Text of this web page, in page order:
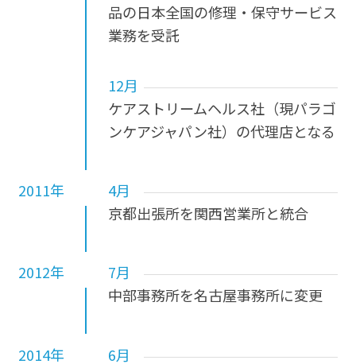
品の日本全国の修理・保守サービス
業務を受託
12月
ケアストリームヘルス社（現パラゴ
ンケアジャパン社）の代理店となる
2011年
4月
京都出張所を関西営業所と統合
2012年
7月
中部事務所を名古屋事務所に変更
2014年 6月